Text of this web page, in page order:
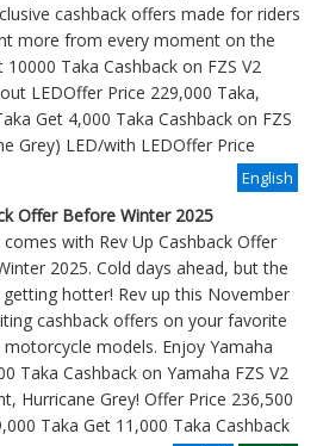
cashback offers made for riders
more from every moment on the
10000 Taka Cashback on FZS V2
LEDOffer Price 229,000 Taka,
Get 4,000 Taka Cashback on FZS
Grey) LED/with LEDOffer Price
English
Offer Before Winter 2025
comes with Rev Up Cashback Offer
2025. Cold days ahead, but the
hotter! Rev up this November
cashback offers on your favorite
motorcycle models. Enjoy Yamaha
Taka Cashback on Yamaha FZS V2
Hurricane Grey! Offer Price 236,500
Taka Get 11,000 Taka Cashback